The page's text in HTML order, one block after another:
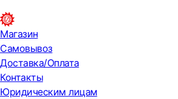
Магазин
Самовывоз
Доставка/Оплата
Контакты
Юридическим лицам